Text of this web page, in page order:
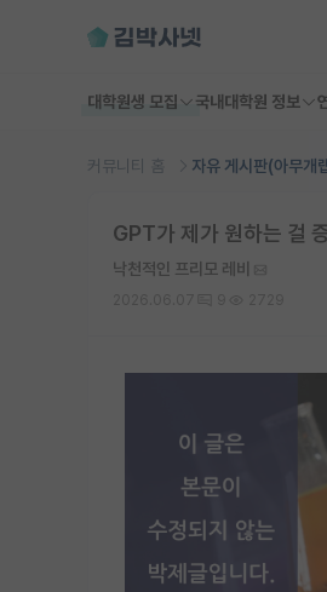
대학원생 모집 국내대학원 정보
커뮤니티 홈 자유 게시판(아무개
GPT가 제가 원하는 걸
낙천적인 프리모 레비